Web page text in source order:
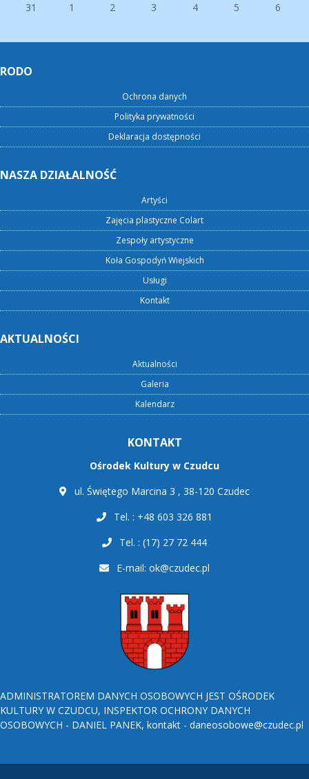
31
1 2 3 4 5 6
RODO
Ochrona danych
Polityka prywatności
Deklaracja dostępności
NASZA DZIAŁALNOŚĆ
Artyści
Zajęcia plastyczne Colart
Zespoły artystyczne
Koła Gospodyń Wiejskich
Usługi
Kontakt
AKTUALNOŚCI
Aktualności
Galeria
Kalendarz
KONTAKT
Ośrodek Kultury w Czudcu
ul. Świętego Marcina 3 , 38-120 Czudec
Tel. : +48 603 326 881
Tel. : (17) 27 72 444
E-mail: ok@czudec.pl
ADMINISTRATOREM DANYCH OSOBOWYCH JEST OŚRODEK
KULTURY W CZUDCU, INSPEKTOR OCHRONY DANYCH
OSOBOWYCH - DANIEL PANEK, kontakt - daneosobowe@czudec.pl